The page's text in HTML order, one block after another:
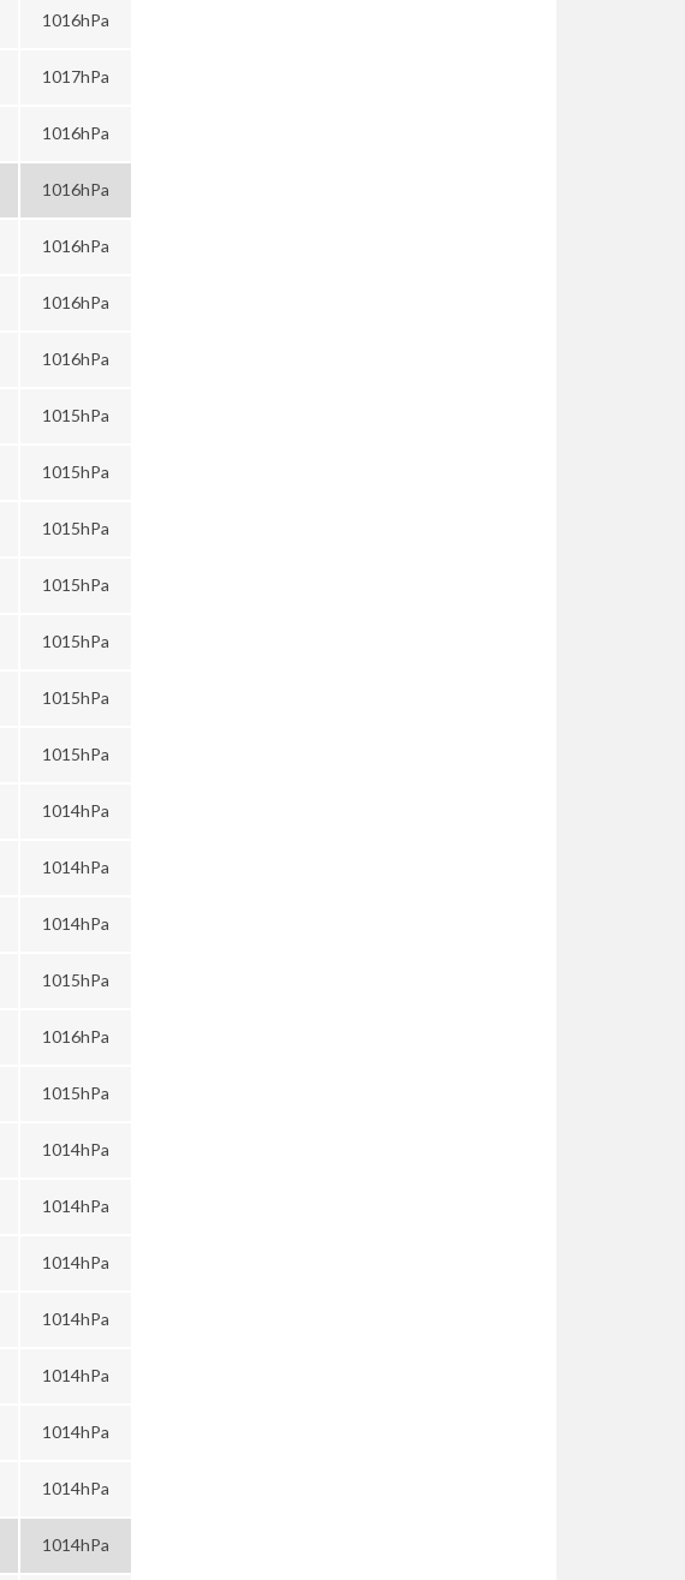
1016hPa
1017hPa
1016hPa
1016hPa
1016hPa
1016hPa
1016hPa
1015hPa
1015hPa
1015hPa
1015hPa
1015hPa
1015hPa
1015hPa
1014hPa
1014hPa
1014hPa
1015hPa
1016hPa
1015hPa
1014hPa
1014hPa
1014hPa
1014hPa
1014hPa
1014hPa
1014hPa
1014hPa